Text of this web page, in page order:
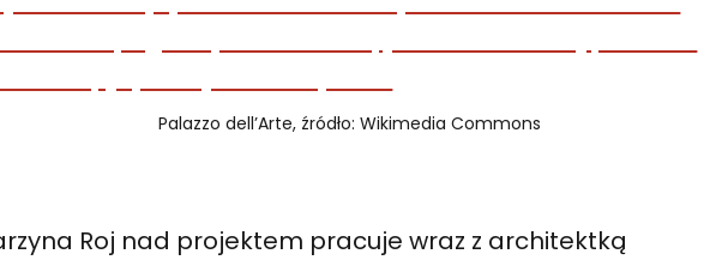
Palazzo dell’Arte, źródło: Wikimedia Commons
Roj nad projektem pracuje wraz z architektką